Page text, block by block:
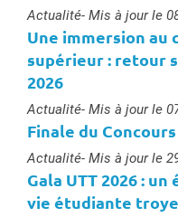
Type :
Actualité- Mis à jour le
Une immersion
supérieur : retour
2026
Type :
Actualité- Mis à jour le
Finale du
Type :
Actualité- Mis à jour le
Gala UTT 2026 :
vie étudiante